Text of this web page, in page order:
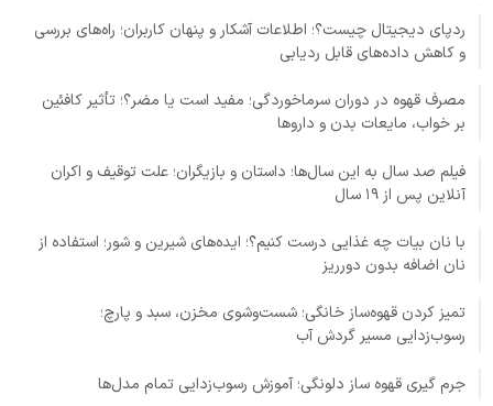
ردپای دیجیتال چیست؟؛ اطلاعات آشکار و پنهان کاربران؛ راه‌های بررسی
و کاهش داده‌های قابل ردیابی
مصرف قهوه در دوران سرماخوردگی؛ مفید است یا مضر؟؛ تأثیر کافئین
بر خواب، مایعات بدن و داروها
فیلم صد سال به این سال‌ها؛ داستان و بازیگران؛ علت توقیف و اکران
آنلاین پس از ۱۹ سال
با نان بیات چه غذایی درست کنیم؟؛ ایده‌های شیرین و شور؛ استفاده از
نان اضافه بدون دورریز
تمیز کردن قهوه‌ساز خانگی؛ شست‌وشوی مخزن، سبد و پارچ؛
رسوب‌زدایی مسیر گردش آب
جرم گیری قهوه ساز دلونگی؛ آموزش رسوب‌زدایی تمام مدل‌ها